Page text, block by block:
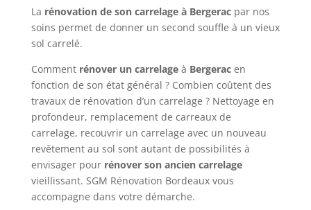
La rénovation de son carrelage à Bergeracpar nos
soins permet de donner un second souffle à un vieux
sol carrelé.
Comment rénover un carrelageà Bergeracen
fonction de son état général ? Combien coûtent des
travaux de rénovation d’un carrelage ? Nettoyage en
profondeur, remplacement de carreaux de
carrelage, recouvrir un carrelage avec un nouveau
revêtement au sol sont autant de possibilités à
envisager pour rénover son ancien carrelage
vieillissant. SGM Rénovation Bordeaux vous
accompagne dans votre démarche.